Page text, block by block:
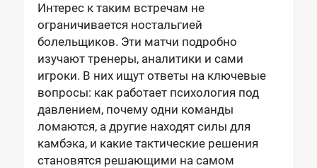
Интерес к таким встречам не
ограничивается ностальгией
болельщиков. Эти матчи подробно
изучают тренеры, аналитики и сами
игроки. В них ищут ответы на ключевые
вопросы: как работает психология под
давлением, почему одни команды
ломаются, а другие находят силы для
камбэка, и какие тактические решения
становятся решающими на самом